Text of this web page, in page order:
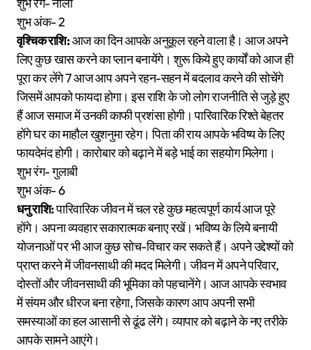
शुभ रंग- नीला
शुभ अंक- 2
वृश्चिक राशि:आज का दिन आपके अनुकूल रहने वाला है। आज अपने
लिए कुछ खास करने का प्लान बनायेंगे। शुरू किये हुए कार्यों को आज ही
पूरा कर लेंगे 7 आज आप अपने रहन-सहन में बदलाव करने की सोचेंगे
जिसमें आपको फायदा होगा। इस राशि के जो लोग राजनीति से जुड़े हुए
हैं आज समाज में उनकी काफी प्रशंसा होगी। पारिवारिक रिश्ते बेहतर
होंगे घर का माहौल खुशनुमा रहेग। पिता की राय आपके भविष्य के लिए
फायदेमंद होगी। कारोबार को बढ़ाने में बड़े भाई का सहयोग मिलेगा।
शुभ रंग- गुलाबी
शुभ अंक- 6
धनु राशि:पारिवारिक जीवन में चल रहे कुछ महत्वपूर्ण कार्य आज पूरे
होंगे। अपना व्यवहार सकारात्मक बनाए रखें। भविष्य के लिये बनायी
योजनाओं पर भी आज कुछ सोच-विचार कर सकते हैं। अपने उद्देश्यों को
प्राप्त करने में जीवनसाथी की मदद मिलेगी। जीवन में अपने परिवार,
दोस्तों और जीवनसाथी की भूमिका को पहचानेंगे। आज आपके स्वभाव
में संयम और धीरज बना रहेगा, जिसके कारण आप अपनी सभी
समस्याओं का हल आसानी से ढूंढ लेंगे। व्यापार को बढ़ाने के नए तरीके
आपके सामने आएंगे।